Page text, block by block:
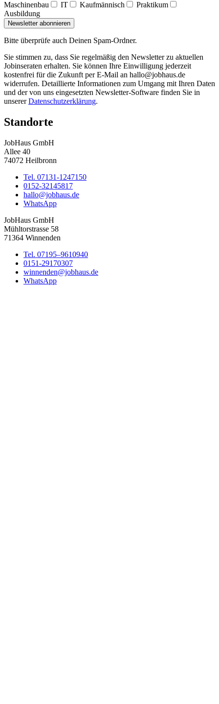
Maschinenbau
IT Kaufmännisch
Praktikum
Ausbildung
Newsletter abonnieren
Bitte überprüfe auch Deinen Spam-Ordner.
Sie stimmen zu, dass Sie regelmäßig den Newsletter zu aktuellen
Jobinseraten erhalten. Sie können Ihre Einwilligung jederzeit
kostenfrei für die Zukunft per E-Mail an hallo@jobhaus.de
widerrufen. Detaillierte Informationen zum Umgang mit Ihren Daten
und der von uns eingesetzten Newsletter-Software finden Sie in
unsererDatenschutzerklärung.
Standorte
JobHaus GmbH
Allee 40
74072 Heilbronn
Tel. 07131-1247150
0152-32145817
hallo@jobhaus.de
WhatsApp
JobHaus GmbH
Mühltorstrasse 58
71364 Winnenden
Tel. 07195–9610940
0151-29170307
winnenden@jobhaus.de
WhatsApp